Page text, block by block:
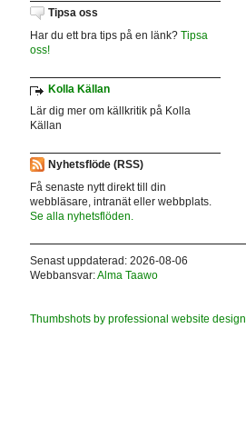
Tipsa oss
Har du ett bra tips på en länk? Tipsa
oss!
Kolla Källan
Lär dig mer om källkritik på Kolla
Källan
Nyhetsflöde (RSS)
Få senaste nytt direkt till din
webbläsare, intranät eller webbplats.
Se alla nyhetsflöden.
Senast uppdaterad: 2026-08-06
Webbansvar:Alma Taawo
Thumbshots by professional website design